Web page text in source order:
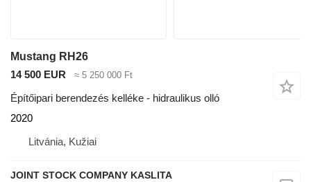
Mustang RH26
14 500 EUR
≈ 5 250 000 Ft
Építőipari berendezés kelléke - hidraulikus olló
2020
Litvánia, Kužiai
JOINT STOCK COMPANY KASLITA